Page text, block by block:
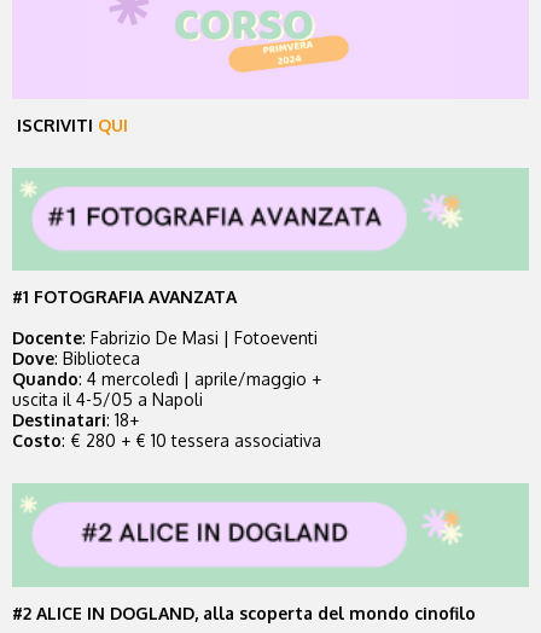
ISCRIVITI QUI
#1 FOTOGRAFIA AVANZATA
Docente: Fabrizio De Masi | Fotoeventi
Dove: Biblioteca
Quando: 4 mercoledì | aprile/maggio +
uscita il 4-5/05 a Napoli
Destinatari: 18+
Costo: € 280 + € 10 tessera associativa
#2 ALICE IN DOGLAND, alla scoperta del mondo cinofilo